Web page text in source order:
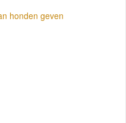
honden geven